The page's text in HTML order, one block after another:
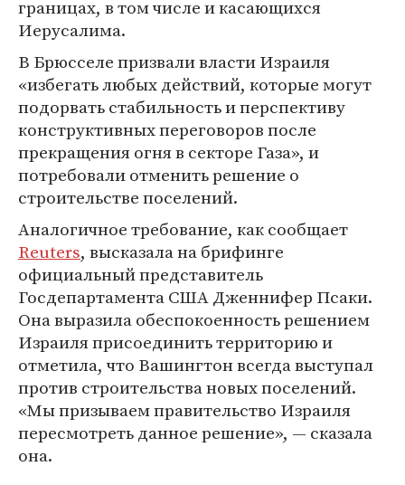
границах, в том числе и касающихся
Иерусалима.
В Брюсселе призвали власти Израиля
«избегать любых действий, которые могут
подорвать стабильность и перспективу
конструктивных переговоров после
прекращения огня в секторе Газа», и
потребовали отменить решение о
строительстве поселений.
Аналогичное требование, как сообщает
Reuters, высказала на брифинге
официальный представитель
Госдепартамента США Дженнифер Псаки.
Она выразила обеспокоенность решением
Израиля присоединить территорию и
отметила, что Вашингтон всегда выступал
против строительства новых поселений.
«Мы призываем правительство Израиля
пересмотреть данное решение», — сказала
она.